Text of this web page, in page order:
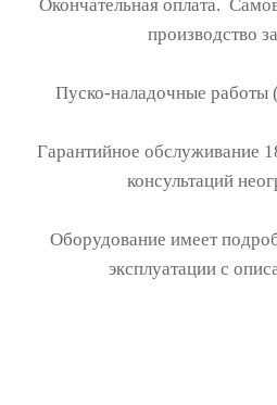
Окончательная оплата.
производство
Пуско-наладочные работы
Гарантийное обслуживание
консультаций
Оборудование имеет
эксплуатации с